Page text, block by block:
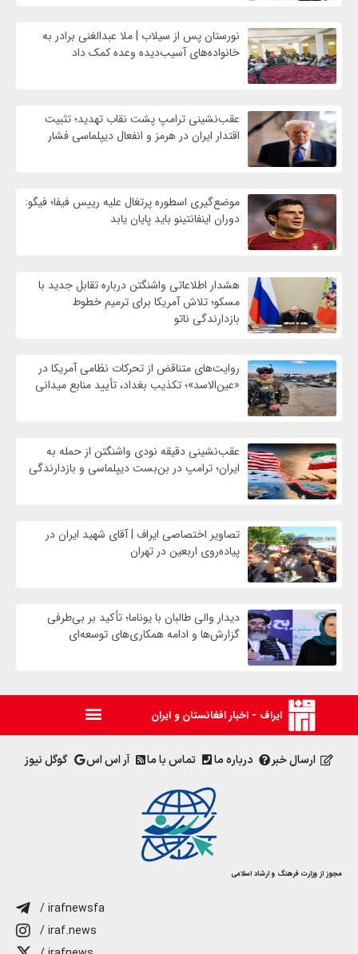
نورستان پس از سیلاب | ملا عبدالغنی برادر به
خانواده‌های آسیب‌دیده وعده کمک داد
عقب‌نشینی ترامپ پشت نقاب تهدید؛ تثبیت
اقتدار ایران در هرمز و انفعال دیپلماسی فشار
موضع‌گیری اسطوره پرتغال علیه رییس فیفا؛ فیگو:
دوران اینفانتینو باید پایان یابد
هشدار اطلاعاتی واشنگتن درباره تقابل جدید با
مسکو؛ تلاش آمریکا برای ترمیم خطوط
بازدارندگی ناتو
روایت‌های متناقض از تحرکات نظامی آمریکا در
«عین‌الاسد»؛ تکذیب بغداد، تأیید منابع میدانی
عقب‌نشینی دقیقه نودی واشنگتن از حمله به
ایران؛ ترامپ در بن‌بست دیپلماسی و بازدارندگی
تصاویر اختصاصی ایراف | آقای شهید ایران در
پیاده‌روی اربعین در تهران
دیدار والی طالبان با یوناما؛ تأکید بر بی‌طرفی
گزارش‌ها و ادامه همکاری‌های توسعه‌ای
ایراف - اخبار افغانستان و ایران
ارسال خبر درباره ما تماس با ما آر اس اس گوگل نیوز
مجوز از وزارت فرهنگ و ارشاد اسلامی
/ irafnewsfa
/ iraf.news